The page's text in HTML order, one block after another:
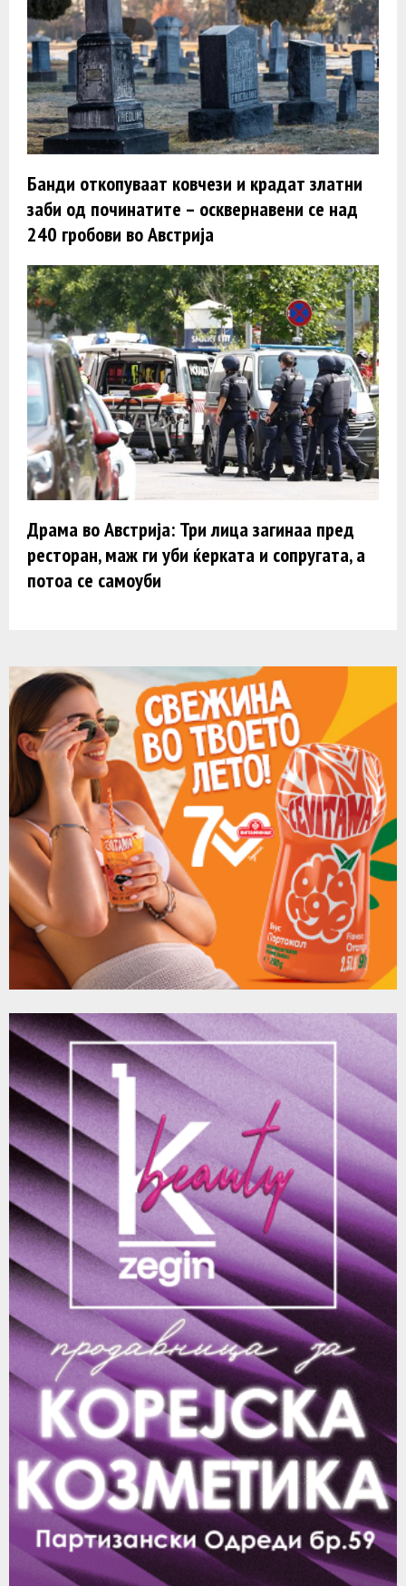
Банди откопуваат ковчези и крадат златни
заби од починатите – осквернавени се над
240 гробови во Австрија
Драма во Австрија: Три лица загинаа пред
ресторан, маж ги уби ќерката и сопругата, а
потоа се самоуби